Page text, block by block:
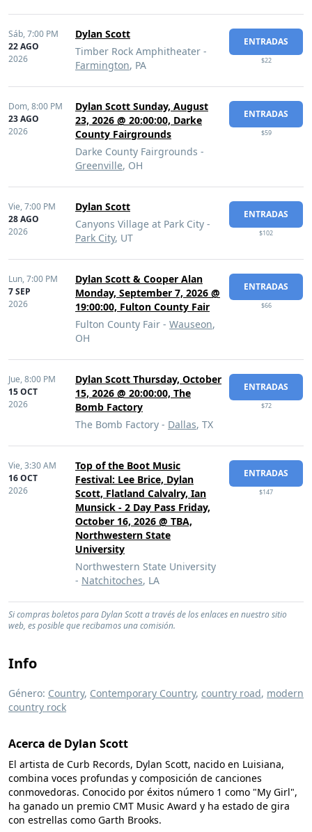
Sáb,7:00 PM
22 AGO
2026
Dylan Scott
Timber Rock Amphitheater -
Farmington, PA
ENTRADAS
$22
Dom,8:00 PM
23 AGO
2026
Dylan Scott Sunday, August
23, 2026 @ 20:00:00, Darke
County Fairgrounds
Darke County Fairgrounds -
Greenville, OH
ENTRADAS
$59
Vie,7:00 PM
28 AGO
2026
Dylan Scott
Canyons Village at Park City -
Park City, UT
ENTRADAS
$102
Lun,7:00 PM
7 SEP
2026
Dylan Scott & Cooper Alan
Monday, September 7, 2026 @
19:00:00, Fulton County Fair
Fulton County Fair - Wauseon,
OH
ENTRADAS
$66
Jue,8:00 PM
15 OCT
2026
Dylan Scott Thursday, October
15, 2026 @ 20:00:00, The
Bomb Factory
The Bomb Factory - Dallas, TX
ENTRADAS
$72
Vie,3:30 AM
16 OCT
2026
Top of the Boot Music
Festival: Lee Brice, Dylan
Scott, Flatland Calvalry, Ian
Munsick - 2 Day Pass Friday,
October 16, 2026 @ TBA,
Northwestern State
University
Northwestern State University
- Natchitoches, LA
ENTRADAS
$147
Si compras boletos para Dylan Scott a través de los enlaces en nuestro sitio
web, es posible que recibamos una comisión.
Info
Género: Country, Contemporary Country, country road, modern
country rock
Acerca de Dylan Scott
El artista de Curb Records, Dylan Scott, nacido en Luisiana,
combina voces profundas y composición de canciones
conmovedoras. Conocido por éxitos número 1 como "My Girl",
ha ganado un premio CMT Music Award y ha estado de gira
con estrellas como Garth Brooks.